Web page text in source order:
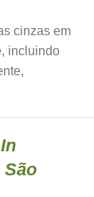
cinzas em
incluindo
São